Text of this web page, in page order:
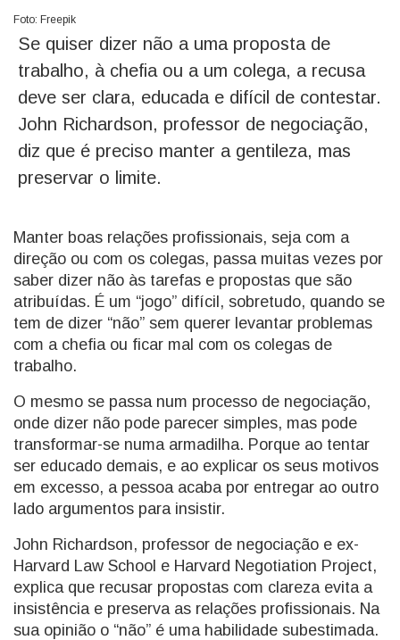
Foto: Freepik
Se quiser dizer não a uma proposta de
trabalho, à chefia ou a um colega, a recusa
deve ser clara, educada e difícil de contestar.
John Richardson, professor de negociação,
diz que é preciso manter a gentileza, mas
preservar o limite.
Manter boas relações profissionais, seja com a
direção ou com os colegas, passa muitas vezes por
saber dizer não às tarefas e propostas que são
atribuídas. É um “jogo” difícil, sobretudo, quando se
tem de dizer “não” sem querer levantar problemas
com a chefia ou ficar mal com os colegas de
trabalho.
O mesmo se passa num processo de negociação,
onde dizer não pode parecer simples, mas pode
transformar-se numa armadilha. Porque ao tentar
ser educado demais, e ao explicar os seus motivos
em excesso, a pessoa acaba por entregar ao outro
lado argumentos para insistir.
John Richardson, professor de negociação e ex-
Harvard Law School e Harvard Negotiation Project,
explica que recusar propostas com clareza evita a
insistência e preserva as relações profissionais. Na
sua opinião o “não” é uma habilidade subestimada.